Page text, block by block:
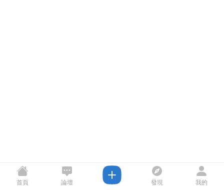
首頁 論壇 發現 我的